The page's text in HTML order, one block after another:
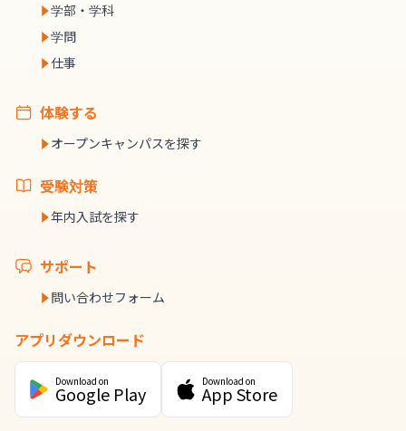
学部・学科
学問
仕事
体験する
オープンキャンパスを探す
受験対策
年内入試を探す
サポート
問い合わせフォーム
アプリダウンロード
Download on
Google Play
Download on
App Store